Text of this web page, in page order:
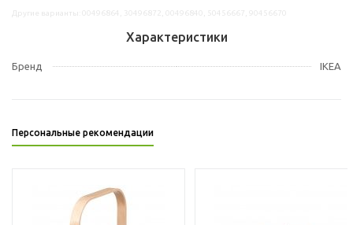
Характеристики
Бренд IKEA
Персональные рекомендации